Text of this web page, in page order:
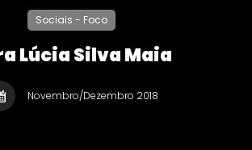
Contato
Sociais - Foco
Lúcia Silva Maia
Novembro/Dezembro 2018